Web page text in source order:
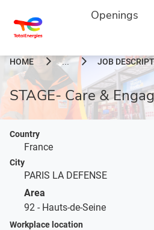
Openings
HOME ... JOB
STAGE- Care &
Country
France
City
PARIS LA DEFENSE
Area
92 - Hauts-de-Seine
Workplace location